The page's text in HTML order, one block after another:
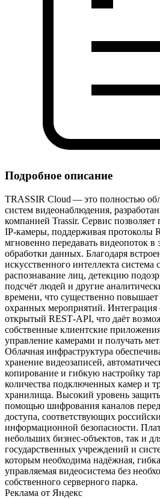
Подробное описание
TRASSIR Cloud — это полностью
систем видеонаблюдения,
компанией Trassir. Сервис
IP‑камеры, поддерживая протоколы
мгновенно передавать видеопоток
обработки данных. Благодаря
искусственного интеллекта система
распознавание лиц, детекцию
подсчёт людей и другие
времени, что существенно
охранных мероприятий. Интеграция
открытый REST‑API, что даёт
собственные клиентские
управление камерами и получать
Облачная инфраструктура
хранение видеозаписей,
копирование и гибкую настройку
количества подключенных камер и
хранилища. Высокий уровень
помощью шифрования каналов
доступа, соответствующих
информационной безопасности.
небольших бизнес‑объектов, так и
государственных учреждений и
которым необходима надёжная,
управляемая видеосистема без
собственного серверного парка.
Реклама от Яндекс